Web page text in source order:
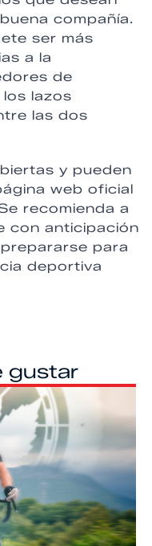
compañía.
ser más
a la
de
lazos
las dos
y pueden
web oficial
recomienda a
con anticipación
para
deportiva
gustar